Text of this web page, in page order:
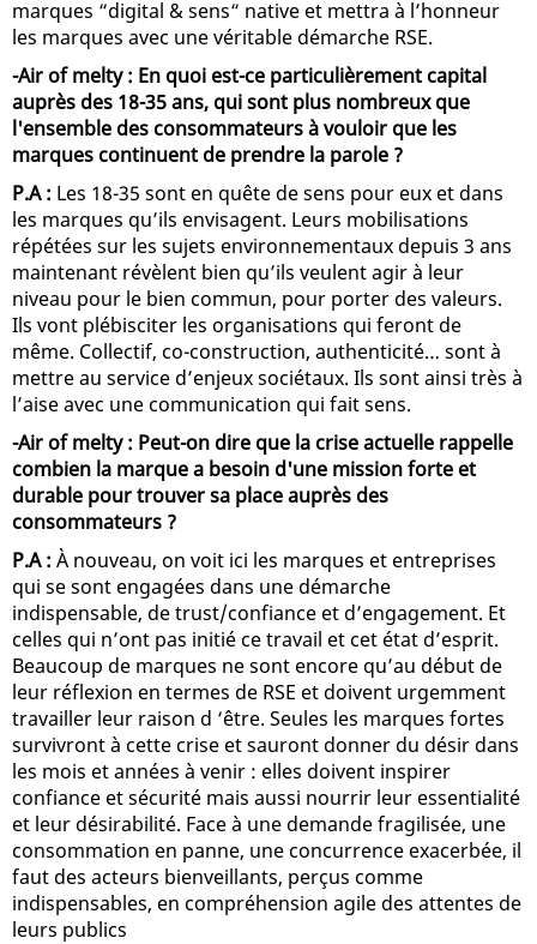
marques “digital & sens“ native et mettra à l’honneur
les marques avec une véritable démarche RSE.
-Air of melty : En quoi est-ce particulièrement capital
auprès des 18-35 ans, qui sont plus nombreux que
l'ensemble des consommateurs à vouloir que les
marques continuent de prendre la parole ?
P.A : Les 18-35 sont en quête de sens pour eux et dans
les marques qu’ils envisagent. Leurs mobilisations
répétées sur les sujets environnementaux depuis 3 ans
maintenant révèlent bien qu’ils veulent agir à leur
niveau pour le bien commun, pour porter des valeurs.
Ils vont plébisciter les organisations qui feront de
même. Collectif, co-construction, authenticité… sont à
mettre au service d’enjeux sociétaux. Ils sont ainsi très à
l’aise avec une communication qui fait sens.
-Air of melty : Peut-on dire que la crise actuelle rappelle
combien la marque a besoin d'une mission forte et
durable pour trouver sa place auprès des
consommateurs ?
P.A : À nouveau, on voit ici les marques et entreprises
qui se sont engagées dans une démarche
indispensable, de trust/confiance et d’engagement. Et
celles qui n’ont pas initié ce travail et cet état d’esprit.
Beaucoup de marques ne sont encore qu’au début de
leur réflexion en termes de RSE et doivent urgemment
travailler leur raison d ‘être. Seules les marques fortes
survivront à cette crise et sauront donner du désir dans
les mois et années à venir : elles doivent inspirer
confiance et sécurité mais aussi nourrir leur essentialité
et leur désirabilité. Face à une demande fragilisée, une
consommation en panne, une concurrence exacerbée, il
faut des acteurs bienveillants, perçus comme
indispensables, en compréhension agile des attentes de
leurs publics